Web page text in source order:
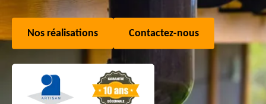
Nos réalisations Contactez-nous